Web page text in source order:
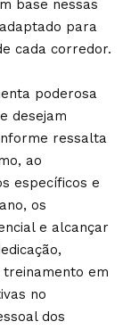
base nessas
para
cada corredor.
poderosa
desejam
ressalta
ao
específicos e
os
e alcançar
treinamento em
no
dos